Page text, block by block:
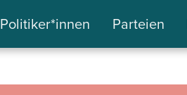
Politiker*innen Parteien